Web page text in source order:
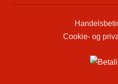
Cookie- og